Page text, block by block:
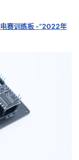
赛训练板 -“2022年